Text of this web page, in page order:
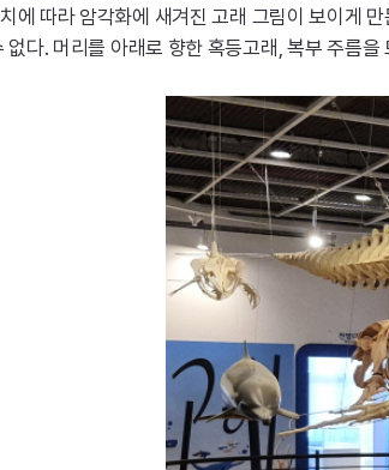
에 따라 암각화에 새겨진 고래 그림이 보이게
없다. 머리를 아래로 향한 혹등고래, 복부 주름